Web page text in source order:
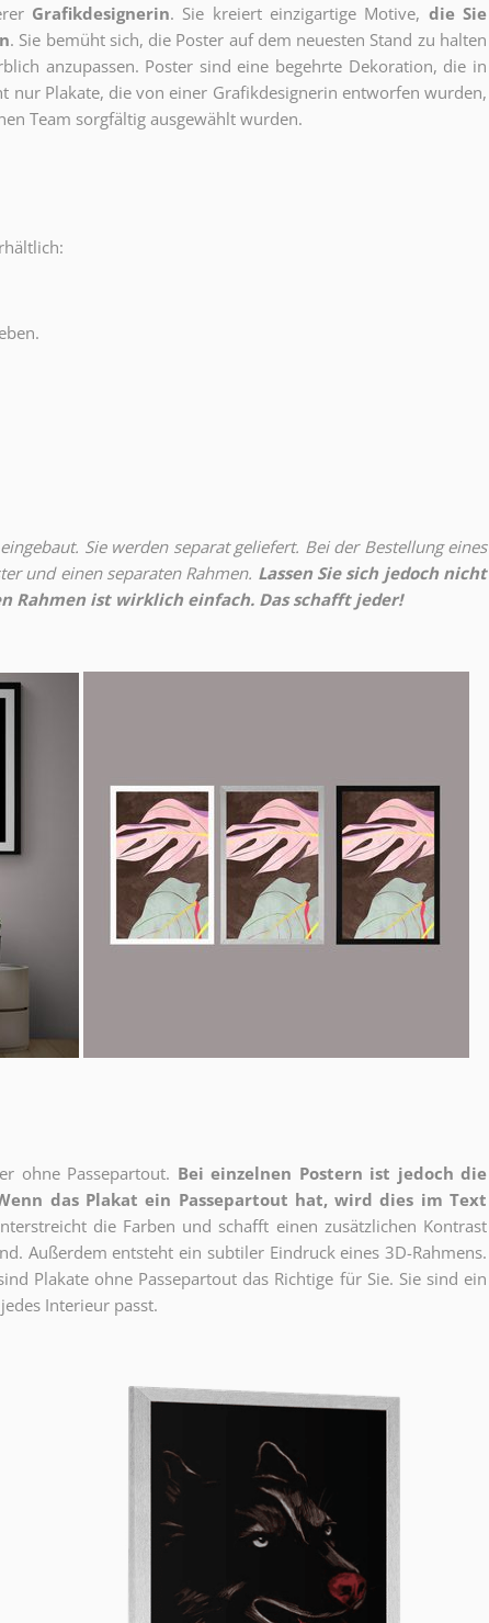
Grafikdesignerin. Sie kreiert einzigartige Motive, die Sie
. Sie bemüht sich, die Poster auf dem neuesten Stand zu halten
anzupassen. Poster sind eine begehrte Dekoration, die in
nur Plakate, die von einer Grafikdesignerin entworfen wurden,
Team sorgfältig ausgewählt wurden.
Sie werden separat geliefert. Bei der Bestellung eines
und einen separaten Rahmen. Lassen Sie sich jedoch nicht
Rahmen ist wirklich einfach. Das schafft jeder!
ohne Passepartout. Bei einzelnen Postern ist jedoch die
das Plakat ein Passepartout hat, wird dies im Text
die Farben und schafft einen zusätzlichen Kontrast
Außerdem entsteht ein subtiler Eindruck eines 3D-Rahmens.
Plakate ohne Passepartout das Richtige für Sie. Sie sind ein
Interieur passt.